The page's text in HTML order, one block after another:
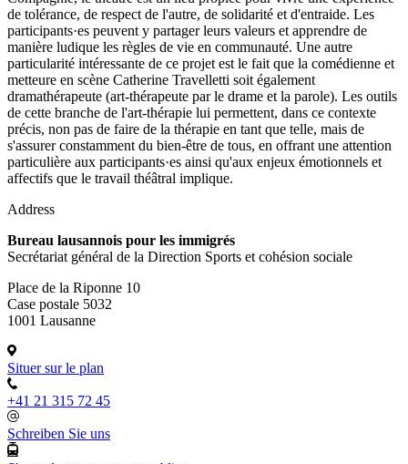
de tolérance, de respect de l'autre, de solidarité et d'entraide. Les
participants·es peuvent y partager leurs valeurs et apprendre de
manière ludique les règles de vie en communauté. Une autre
particularité intéressante de ce projet est le fait que la comédienne et
metteure en scène Catherine Travelletti soit également
dramathérapeute (art-thérapeute par le drame et la parole). Les outils
de cette branche de l'art-thérapie lui permettent, dans ce contexte
précis, non pas de faire de la thérapie en tant que telle, mais de
s'assurer constamment du bien-être de tous, en offrant une attention
particulière aux participants·es ainsi qu'aux enjeux émotionnels et
affectifs que le travail théâtral implique.
Address
Bureau lausannois pour les immigrés
Secrétariat général de la Direction Sports et cohésion sociale
Place de la Riponne 10
Case postale 5032
1001 Lausanne
Situer sur le plan
+41 21 315 72 45
Schreiben Sie uns